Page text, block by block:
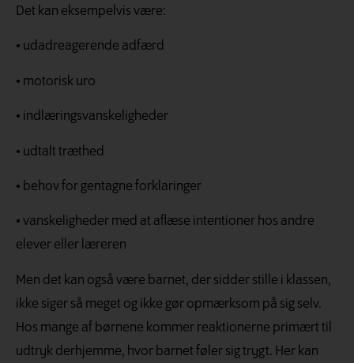
Det kan eksempelvis være:
• udadreagerende adfærd
• motorisk uro
• indlæringsvanskeligheder
• udtalt træthed
• behov for gentagne forklaringer
• vanskeligheder med at aflæse intentioner hos andre
elever eller læreren
Men det kan også være barnet, der sidder stille i klassen,
ikke siger så meget og ikke gør opmærksom på sig selv.
Hos mange af børnene kommer reaktionerne primært til
udtryk derhjemme, hvor barnet føler sig trygt. Her kan